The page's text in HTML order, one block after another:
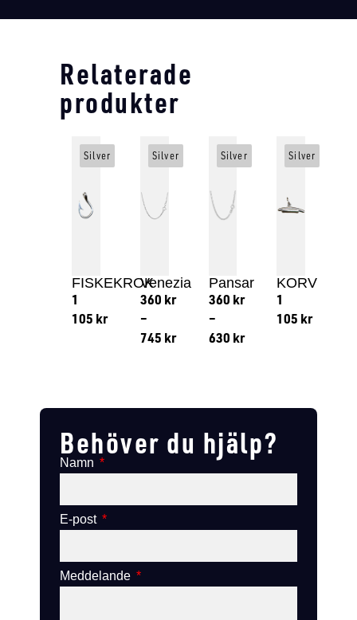
Relaterade
produkter
FISKEKROK
1
105 kr
Silver
Venezia
360 kr
–
745 kr
Silver
Pansar
360 kr
–
630 kr
Silver
KORV
1
105 kr
Silver
Behöver du hjälp?
Namn
E-post
Meddelande